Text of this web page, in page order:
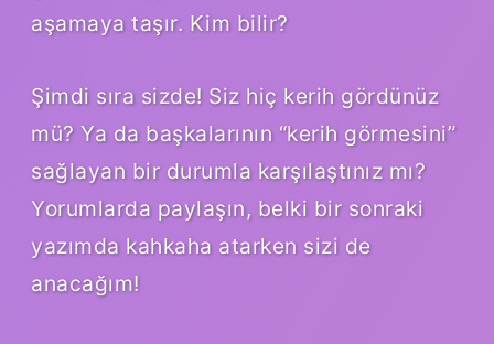
aşamaya taşır. Kim bilir?
Şimdi sıra sizde! Siz hiç kerih gördünüz
mü? Ya da başkalarının “kerih görmesini”
sağlayan bir durumla karşılaştınız mı?
Yorumlarda paylaşın, belki bir sonraki
yazımda kahkaha atarken sizi de
anacağım!